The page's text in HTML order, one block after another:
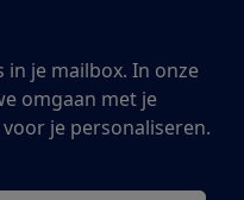
in je mailbox. In onze
omgaan met je
je personaliseren.